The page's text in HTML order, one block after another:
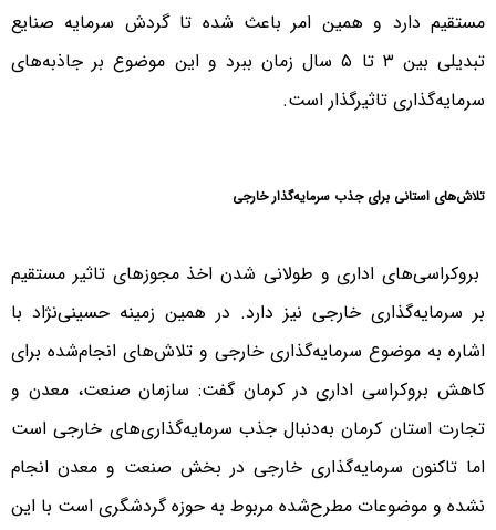
مستقیم دارد و همین امر باعث شده تا گردش سرمایه صنایع
تبدیلی بین ۳ تا ۵ سال زمان ببرد و این موضوع بر جاذبه‌های
سرمایه‌گذاری تاثیرگذار است.
تلاش‌های استانی برای جذب سرمایه‌گذار خارجی
بروکراسی‌های اداری و طولانی شدن اخذ مجوزهای تاثیر مستقیم
بر سرمایه‌گذاری خارجی نیز دارد. در همین زمینه حسینی‌نژاد با
اشاره به موضوع سرمایه‌گذاری خارجی و تلاش‌های انجام‌شده برای
کاهش بروکراسی اداری در کرمان گفت: سازمان صنعت، معدن و
تجارت استان کرمان به‌دنبال جذب سرمایه‌گذاری‌های خارجی است
اما تاکنون سرمایه‌گذاری خارجی در بخش صنعت و معدن انجام
نشده و موضوعات مطرح‌شده مربوط به حوزه گردشگری است با این